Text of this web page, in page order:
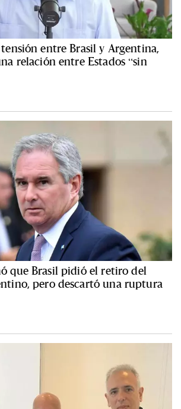
entre Brasil y Argentina,
relación entre Estados “sin
que Brasil pidió el retiro del
pero descartó una ruptura